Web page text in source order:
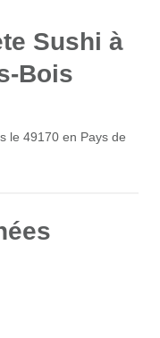
Sushi à
Bois
le 49170 en Pays de